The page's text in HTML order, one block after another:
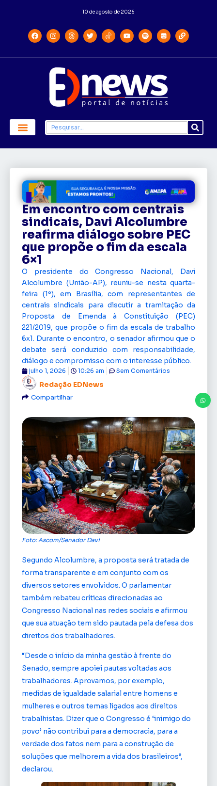
10 de agosto de 2026
Em encontro com centrais
sindicais, Davi Alcolumbre
reafirma diálogo sobre PEC
que propõe o fim da escala
6×1
O presidente do Congresso Nacional, Davi
Alcolumbre (União-AP), reuniu-se nesta quarta-
feira (1º), em Brasília, com representantes de
centrais sindicais para discutir a tramitação da
Proposta de Emenda à Constituição (PEC)
221/2019, que propõe o fim da escala de trabalho
6x1. Durante o encontro, o senador afirmou que o
debate será conduzido com responsabilidade,
diálogo e compromisso com o interesse público.
Redação EDNews
julho 1, 2026 10:26 am Sem Comentários
Compartilhar
Foto: Ascom/Senador Davi
Segundo Alcolumbre, a proposta será tratada de
forma transparente e em conjunto com os
diversos setores envolvidos. O parlamentar
também rebateu críticas direcionadas ao
Congresso Nacional nas redes sociais e afirmou
que sua atuação tem sido pautada pela defesa dos
direitos dos trabalhadores.
“Desde o início da minha gestão à frente do
Senado, sempre apoiei pautas voltadas aos
trabalhadores. Aprovamos, por exemplo,
medidas de igualdade salarial entre homens e
mulheres e outros temas ligados aos direitos
trabalhistas. Dizer que o Congresso é ‘inimigo do
povo’ não contribui para a democracia, para a
verdade dos fatos nem para a construção de
soluções que melhorem a vida dos brasileiros”,
declarou.